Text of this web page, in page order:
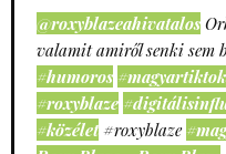
@roxyblazeahivatalos
valamit amiről senki sem
#humoros #magyartiktok
#roxyblaze
#közélet #roxyblaze